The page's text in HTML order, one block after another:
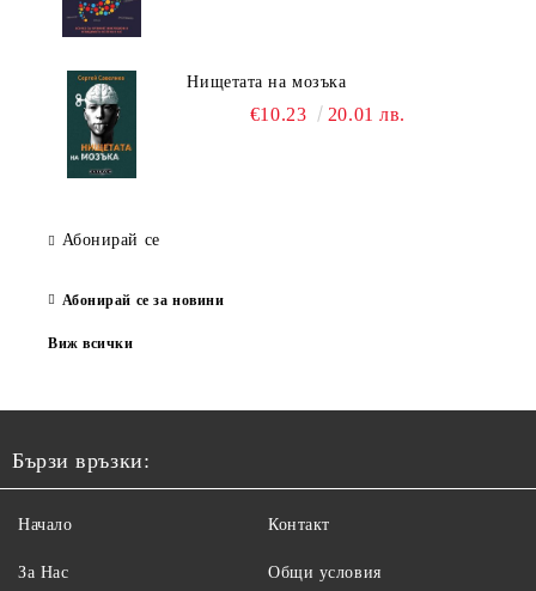
Нищетата на мозъка
€10.23 20.01 лв.
Абонирай се
Абонирай се за новини
Виж всички
Бързи връзки:
Начало
За Нас
Контакт
Общи условия